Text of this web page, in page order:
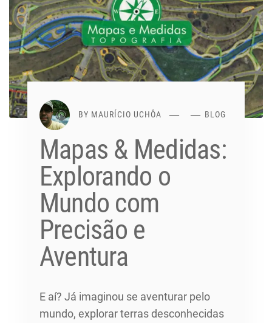
BY MAURÍCIO UCHÔA BLOG
Mapas & Medidas:
Explorando o
Mundo com
Precisão e
Aventura
E aí? Já imaginou se aventurar pelo
mundo, explorar terras desconhecidas